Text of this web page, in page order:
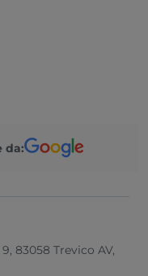
da:
83058 Trevico AV,